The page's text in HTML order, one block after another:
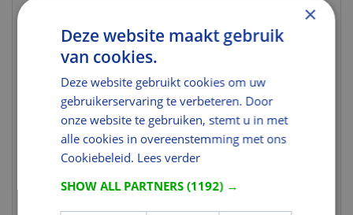
Kleurgroep
Rood
Kleurcategorie
Kleurgroepcode
RED00
Kleurnuancering
Genuanceerd
Nabewerking
Engobe
Oppervlak
Gestructureerd |
Onbezand
Textuur
Overig
×
Deze website maakt gebruik
van cookies.
Deze website gebruikt cookies om uw
gebruikerservaring te verbeteren. Door
onze website te gebruiken, stemt u in met
alle cookies in overeenstemming met ons
Cookiebeleid. Lees verder
SHOW ALL PARTNERS(1192) →